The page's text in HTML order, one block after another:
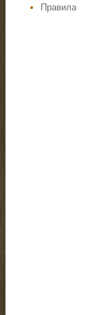
Правила